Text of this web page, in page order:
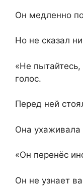
Он медленно
Но не сказал
«Не
голос.
Перед ней
Она ухаживала
«Он перенёс
Он не узнает